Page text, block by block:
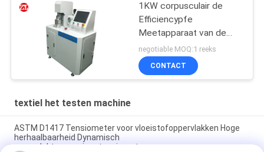
1KW corpusculair de
Efficiencypfe
Meetapparaat van de
Kwestiefiltratie
negotiable MOQ:1 reeks
CONTACT
textiel het testen machine
ASTM D1417 Tensiometer voor vloeistofoppervlakken Hoge
herhaalbaarheid Dynamisch
oppervlaktespanningstensiometer